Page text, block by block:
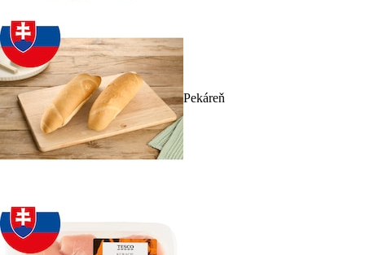
Pekáreň